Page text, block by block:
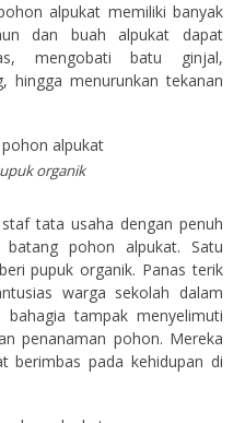
alpukat memiliki banyak
dan buah alpukat dapat
mengobati batu ginjal,
hingga menurunkan tekanan
organik
tata usaha dengan penuh
batang pohon alpukat. Satu
pupuk organik. Panas terik
warga sekolah dalam
tampak menyelimuti
penanaman pohon. Mereka
berimbas pada kehidupan di